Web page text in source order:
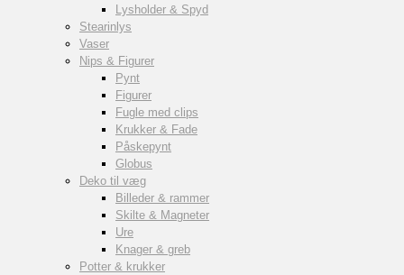
Lysholder & Spyd
Stearinlys
Vaser
Nips & Figurer
Pynt
Figurer
Fugle med clips
Krukker & Fade
Påskepynt
Globus
Deko til væg
Billeder & rammer
Skilte & Magneter
Ure
Knager & greb
Potter & krukker